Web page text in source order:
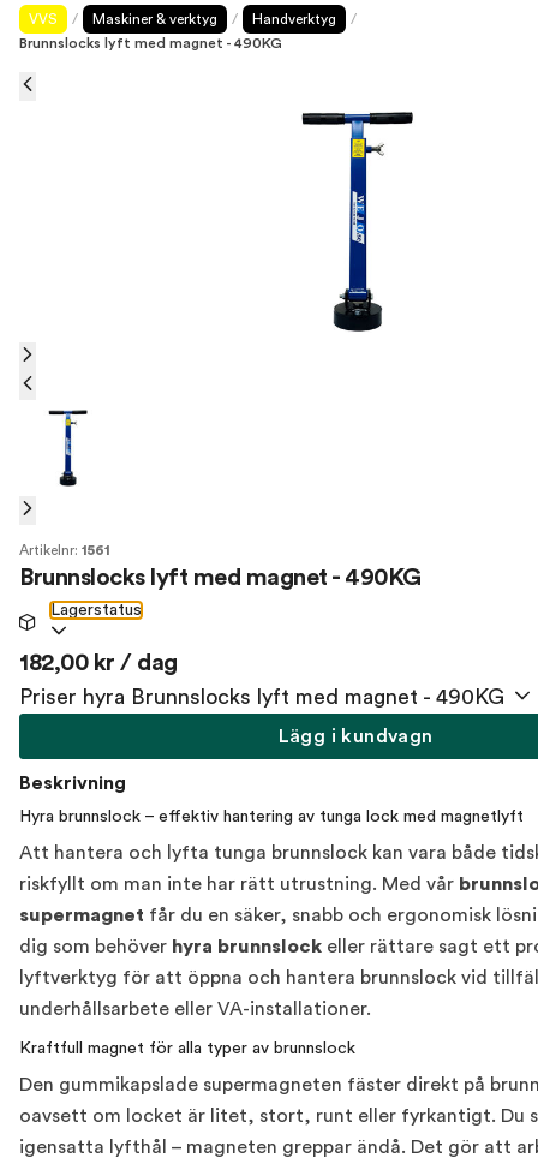
VVS / Maskiner & verktyg / Handverktyg
/
Brunnslocks lyft med magnet - 490KG
Artikelnr: 1561
Brunnslocks lyft med magnet - 490KG
Lagerstatus
182,00 kr / dag
Priser hyra Brunnslocks lyft med magnet - 490KG
Lägg i kundvagn
Beskrivning
Hyra brunnslock – effektiv hantering av tunga lock med magnetlyft
Att hantera och lyfta tunga brunnslock kan vara både
riskfyllt om man inte har rätt utrustning. Med vår
supermagnet får du en säker, snabb och ergonomisk
dig som behöver hyra brunnslock eller rättare sagt ett
lyftverktyg för att öppna och hantera brunnslock vid
underhållsarbete eller VA-installationer.
Kraftfull magnet för alla typer av brunnslock
Den gummikapslade supermagneten fäster direkt på
oavsett om locket är litet, stort, runt eller fyrkantigt. Du
igensatta lyfthål – magneten greppar ändå. Det gör att